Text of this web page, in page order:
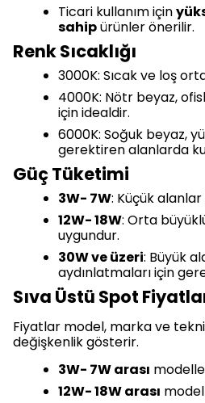
Ticari kullanım için
sahipürünler önerilir.
Renk Sıcaklığı
3000K: Sıcak ve loş
4000K: Nötr beyaz,
için idealdir.
6000K: Soğuk beyaz,
gerektiren alanlarda
Güç Tüketimi
3W- 7W: Küçük
12W- 18W: Orta
uygundur.
30W ve üzeri: Büyük
aydınlatmaları için
Sıva Üstü Spot
Fiyatlar model, marka ve
değişkenlik gösterir.
3W- 7W arası
12W- 18W arası